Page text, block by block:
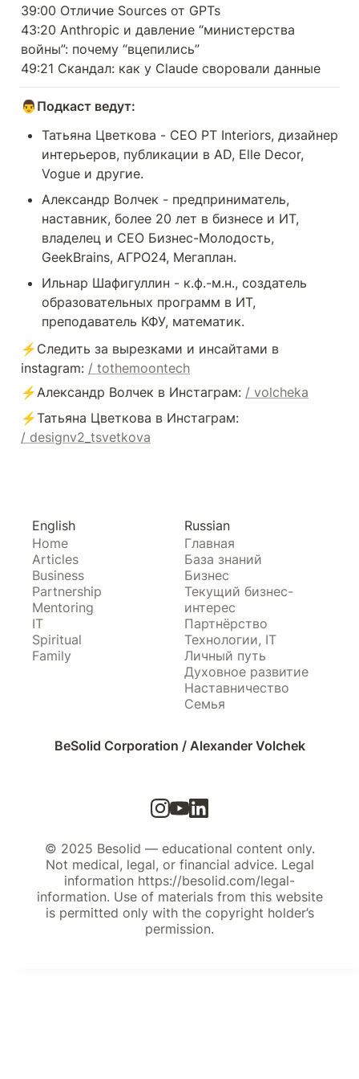
39:00 Отличие Sources от GPTs
43:20 Anthropic и давление “министерства
вoйны”: почему “вцепились”
49:21 Скандал: как у Claude своровали данные
👨Подкаст ведут:
Татьяна Цветкова - CEO PT Interiors, дизайнер
интерьеров, публикации в AD, Elle Decor,
Vogue и другие.
Александр Волчек - предприниматель,
наставник, более 20 лет в бизнесе и ИТ,
владелец и СЕО Бизнес-Молодость,
GeekBrains, АГРО24, Мегаплан.
Ильнар Шафигуллин - к.ф.-м.н., создатель
образовательных программ в ИТ,
преподаватель КФУ, математик.
⚡️Следить за вырезками и инсайтами в
instagram: / tothemoontech
⚡️Александр Волчек в Инстаграм: / volcheka
/ designv2_tsvetkova
BeSolid Corporation / Alexander Volchek
English
Home
Articles
Business
Partnership
Mentoring
IT
Spiritual
Family
Russian
Главная
База знаний
Бизнес
Текущий бизнес-
интерес
Партнёрство
Технологии, IT
Личный путь
Духовное развитие
Наставничество
Семья
© 2025 Besolid — educational content only.
Not medical, legal, or financial advice. Legal
information https://besolid.com/legal-
information. Use of materials from this website
is permitted only with the copyright holder’s
permission.